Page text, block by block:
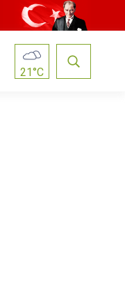
21°C